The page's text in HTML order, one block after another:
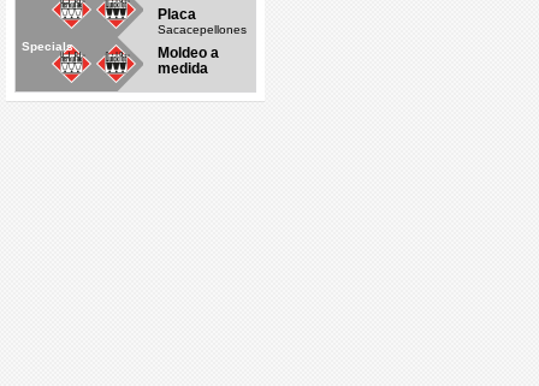
Placa
Sacacepellones
Specials
Moldeo a
medida